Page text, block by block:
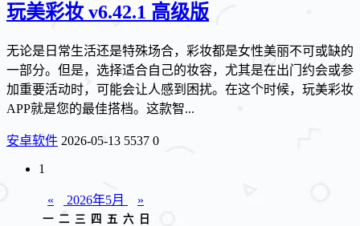
玩美彩妆 v6.42.1 高级版
无论是日常生活还是特殊场合，彩妆都是女性美丽不可或缺的
一部分。但是，选择适合自己的妆容，尤其是在出门约会或参
加重要活动时，可能会让人感到困扰。在这个时候，玩美彩妆
APP就是您的最佳搭档。这款智...
安卓软件 2026-05-13 5537 0
1
« 2026年5月 »
一 二 三 四 五 六 日